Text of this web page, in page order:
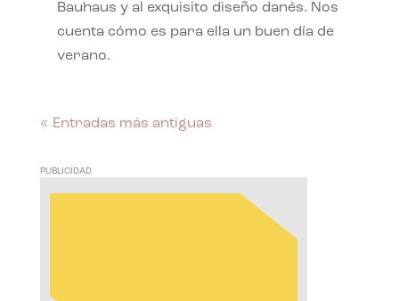
Bauhaus y al exquisito diseño danés. Nos
cuenta cómo es para ella un buen día de
verano.
« Entradas más antiguas
PUBLICIDAD